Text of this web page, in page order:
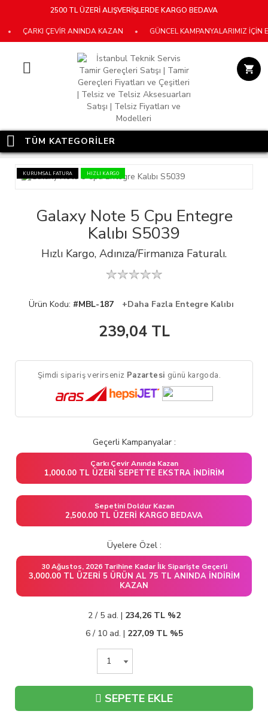
2500 TL ÜZERİ ALIŞVERİŞLERDE KARGO BEDAVA
ÇEVİR ANINDA KAZAN • GÜNCEL KAMPANYALARIMIZ İÇİN E-
TÜM KATEGORİLER
KURUMSAL FATURA HIZLI KARGO
Galaxy Note 5 Cpu Entegre
Kalıbı S5039
Hızlı Kargo, Adınıza/Firmanıza Faturalı.
Ürün Kodu: #MBL-187 +Daha Fazla Entegre Kalıbı
239,04TL
Şimdi sipariş verirseniz Pazartesi günü kargoda.
Geçerli Kampanyalar :
Çarkı Çevir Anında Kazan
1,000.00 TL ÜZERI SEPETTE EKSTRA İNDIRIM
Sepetini Doldur Kazan
2,500.00 TL ÜZERI KARGO BEDAVA
Üyelere Özel :
30 Ağustos, 2026 Tarihine Kadar İlk Siparişte Geçerli
3,000.00 TL ÜZERI 5 ÜRÜN AL 75 TL ANINDA İNDIRIM
KAZAN
2 / 5 ad. | 234,26TL %2
6 / 10 ad. | 227,09TL %5
SEPETE EKLE